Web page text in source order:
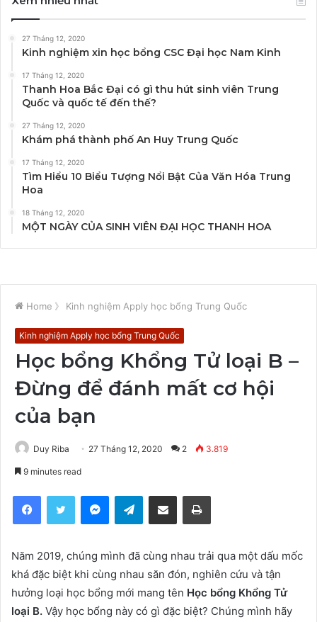
27 Tháng 12, 2020
Kinh nghiệm xin học bổng CSC Đại học Nam Kinh
17 Tháng 12, 2020
Thanh Hoa Bắc Đại có gì thu hút sinh viên Trung
Quốc và quốc tế đến thế?
27 Tháng 12, 2020
Khám phá thành phố An Huy Trung Quốc
17 Tháng 12, 2020
Tìm Hiểu 10 Biểu Tượng Nổi Bật Của Văn Hóa Trung
Hoa
18 Tháng 12, 2020
MỘT NGÀY CỦA SINH VIÊN ĐẠI HỌC THANH HOA